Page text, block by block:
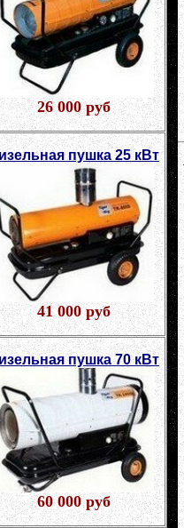
26 000 руб
пушка 25 кВт
41 000 руб
пушка 70 кВт
60 000 руб